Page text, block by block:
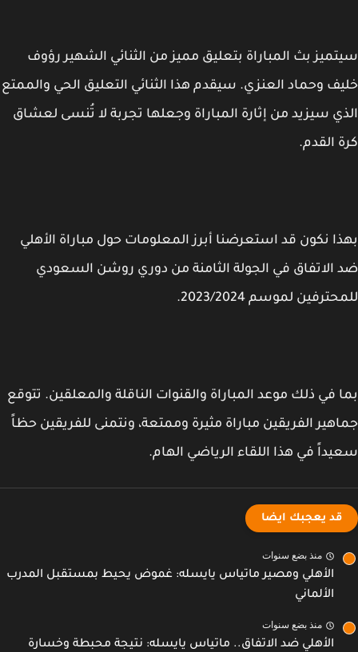
بث المباراة بتعليق مميز من الثنائي الشهير رؤوف
وحماد العنزي. سيقدم هذا الثنائي التعليق الحي والممتع
سيزيد من إثارة المباراة وجعلها تجربة لا تُنسى لعشاق
القدم.
نكون قد استعرضنا أبرز المعلومات حول مباراة الأهلي
الاتفاق في الجولة الثامنة من دوري روشن السعودي
لموسم 2023/2024.
في ذلك موعد المباراة والقنوات الناقلة والمعلقين. تتوقع
الفريقين مباراة مثيرة وممتعة، ونتمنى للفريقين حظاً
في هذا اللقاء الرياضي الهام.
قد يعجبك ايضا
منذ بضع سنوات
الأهلي ومصير ماتياس يايسله: غموض يحيط بمستقبل المدرب
الألماني
منذ بضع سنوات
الأهلي ضد الاتفاق.. ماتياس يايسله: نتيجة محبطة وخسارة